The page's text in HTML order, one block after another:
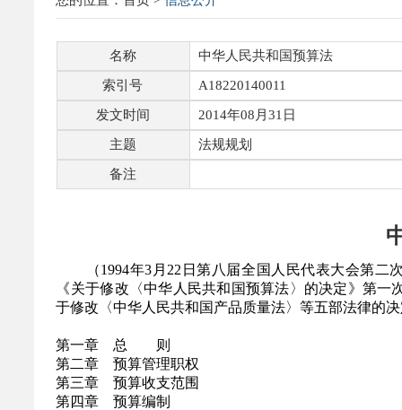
名称 中华人民共和国预算法
索引号 A18220140011
发文时间 2014年08月31日
主题 法规规划
备注
（1994年3月22日第八届全国人民代表大会第二
《关于修改〈中华人民共和国预算法〉的决定》第
于修改〈中华人民共和国产品质量法〉等五部法律的
第一章 总 则
第二章 预算管理职权
第三章 预算收支范围
第四章 预算编制